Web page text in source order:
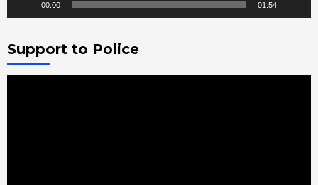
00:00 01:54
Support to Police